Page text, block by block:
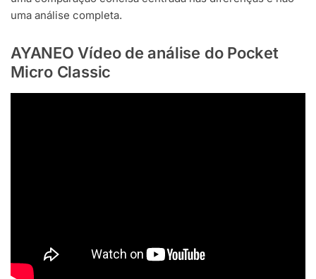
uma análise completa.
AYANEO Vídeo de análise do Pocket
Micro Classic